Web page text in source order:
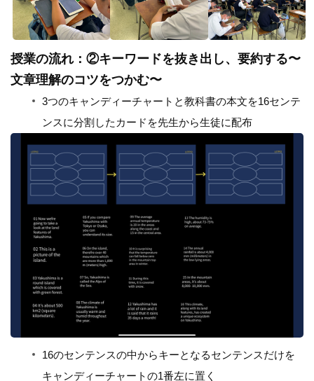
授業の流れ：②キーワードを抜き出し、要約する〜
文章理解のコツをつかむ〜
3つのキャンディーチャートと教科書の本文を16センテ
ンスに分割したカードを先生から生徒に配布
16のセンテンスの中からキーとなるセンテンスだけを
キャンディーチャートの1番左に置く